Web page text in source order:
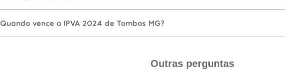
Quando vence o IPVA 2024 de Tombos MG?
Outras perguntas